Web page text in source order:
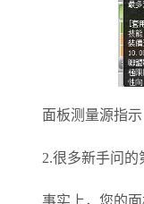
面板测量源指示
2.很多新手问的
事实上，您的